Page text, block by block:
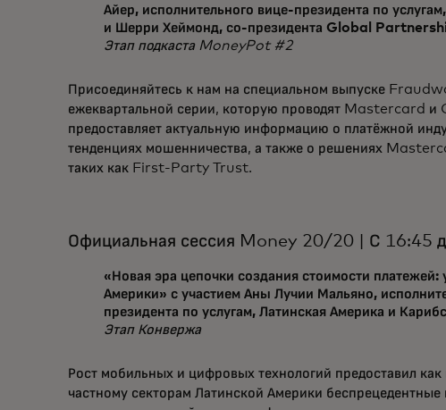
Айер, исполнительного вице-президента по
и Шерри Хеймонд, со-президента Global
Этап подкаста MoneyPot #2
Присоединяйтесь к нам на специальном выпуске
ежеквартальной серии, которую проводят Mastercard и
предоставляет актуальную информацию о платёжной
тенденциях мошенничества, а также о решениях
таких как First-Party Trust.
Официальная сессия Money 20/20 | С 16:45
«Новая эра цепочки создания стоимости платежей:
Америки» с участием Аны Лучии Мальяно,
президента по услугам, Латинская Америка и
Этап Конвержа
Рост мобильных и цифровых технологий предоставил как
частному секторам Латинской Америки беспрецедентные